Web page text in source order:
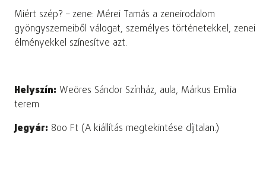
Miért szép? – zene: Mérei Tamás a zeneirodalom
gyöngyszemeiből válogat, személyes történetekkel, zenei
élményekkel színesítve azt.
Helyszín: Weöres Sándor Színház, aula, Márkus Emília
terem
Jegyár: 800 Ft (A kiállítás megtekintése díjtalan.)